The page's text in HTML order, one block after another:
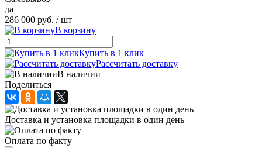
да
286 000 руб. / шт
В корзину
Купить в 1 клик
Рассчитать доставку
В наличии
Поделиться
Доставка и установка площадки в один день
Оплата по факту